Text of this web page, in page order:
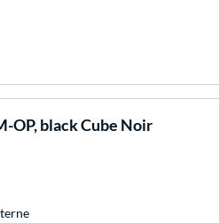
OP, black Cube Noir